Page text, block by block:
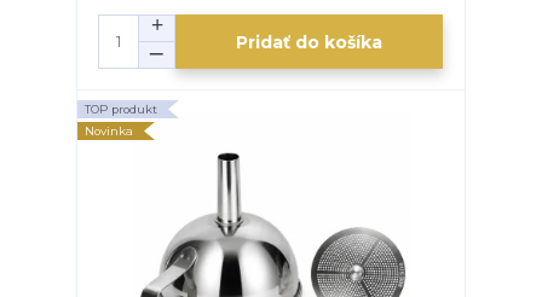
Pridať do košíka
TOP produkt
Novinka